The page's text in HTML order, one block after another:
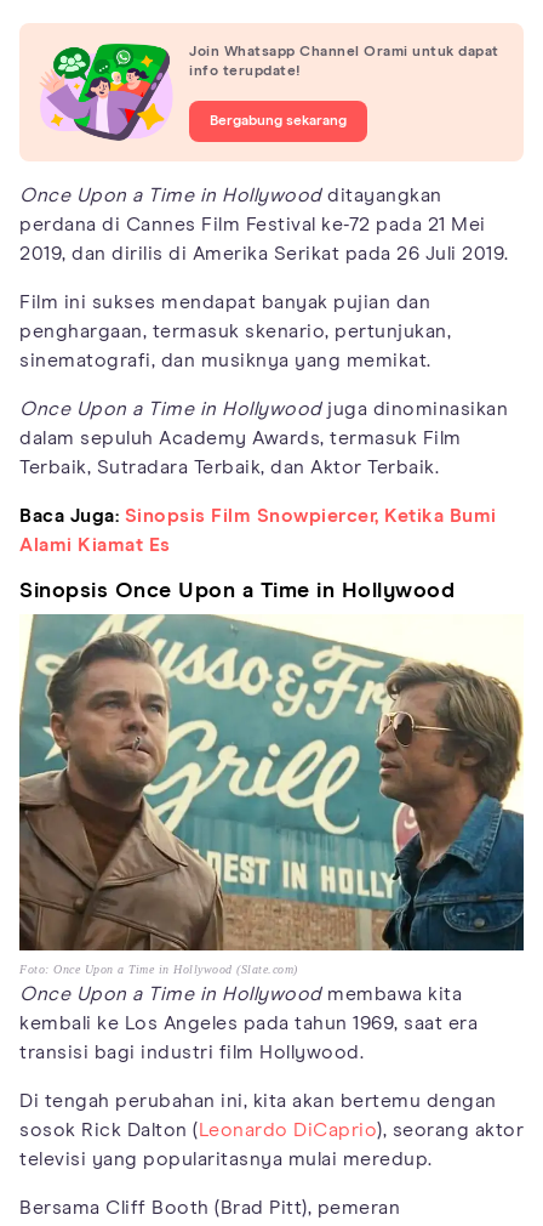
Join Whatsapp Channel Orami untuk dapat
info terupdate!
Bergabung sekarang
Once Upon a Time in Hollywoodditayangkan
perdana di Cannes Film Festival ke-72 pada 21 Mei
2019, dan dirilis di Amerika Serikat pada 26 Juli 2019.
Film ini sukses mendapat banyak pujian dan
penghargaan, termasuk skenario, pertunjukan,
sinematografi, dan musiknya yang memikat.
Once Upon a Time in Hollywoodjuga dinominasikan
dalam sepuluh Academy Awards, termasuk Film
Terbaik, Sutradara Terbaik, dan Aktor Terbaik.
Baca Juga: Sinopsis Film Snowpiercer, Ketika Bumi
Alami Kiamat Es
Sinopsis Once Upon a Time in Hollywood
Foto: Once Upon a Time in Hollywood (Slate.com)
Once Upon a Time in Hollywoodmembawa kita
kembali ke Los Angeles pada tahun 1969, saat era
transisi bagi industri film Hollywood.
Di tengah perubahan ini, kita akan bertemu dengan
sosok Rick Dalton ( Leonardo DiCaprio), seorang aktor
televisi yang popularitasnya mulai meredup.
Bersama Cliff Booth (Brad Pitt), pemeran